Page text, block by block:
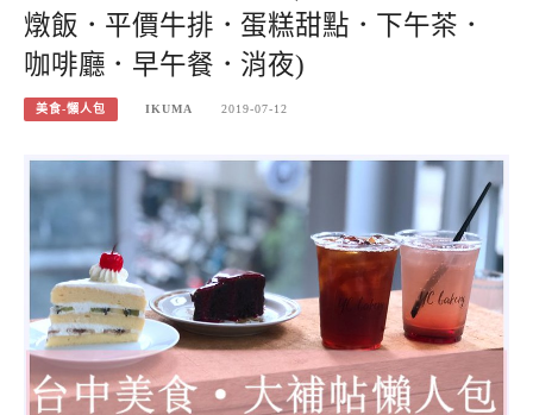
燉飯．平價牛排．蛋糕甜點．下午茶．
咖啡廳．早午餐．消夜)
美食-懶人包 IKUMA 2019-07-12